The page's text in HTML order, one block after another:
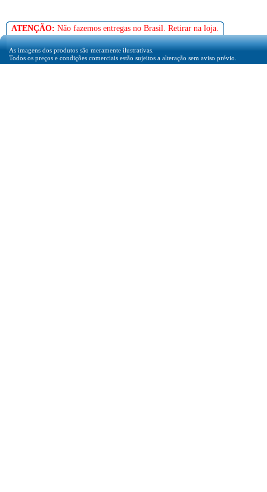
ATENÇÃO: Não fazemos entregas no Brasil. Retirar na loja.
As imagens dos produtos são meramente ilustrativas.
Todos os preços e condições comerciais estão sujeitos a alteração sem aviso prévio.